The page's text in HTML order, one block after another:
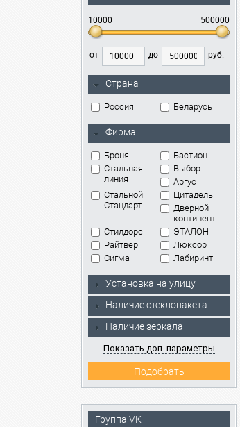
10000 500000
от до руб.
Страна
Россия Беларусь
Фирма
Броня
Бастион
Стальная
линия
Выбор
Аргус
Стальной
Стандарт
Цитадель
Дверной
континент
Стилдорс
ЭТАЛОН
Райтвер
Люксор
Сигма
Лабиринт
Установка на улицу
Наличие стеклопакета
Наличие зеркала
Показать доп. параметры
Группа VK